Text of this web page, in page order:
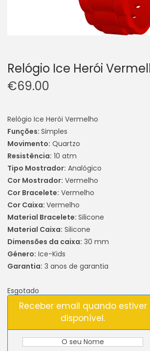
Relógio Ice Herói
€69.00
Relógio Ice Herói Vermelho
Funções: Simples
Movimento: Quartzo
Resistência: 10 atm
Tipo Mostrador: Analógico
Cor Mostrador: Vermelho
Cor Bracelete: Vermelho
Cor Caixa: Vermelho
Material Bracelete: Silicone
Material Caixa: Silicone
Dimensões da caixa: 30 mm
Género: Ice-Kids
Garantia: 3 anos de garantia
Esgotado
Receber email quando estiver
disponível.